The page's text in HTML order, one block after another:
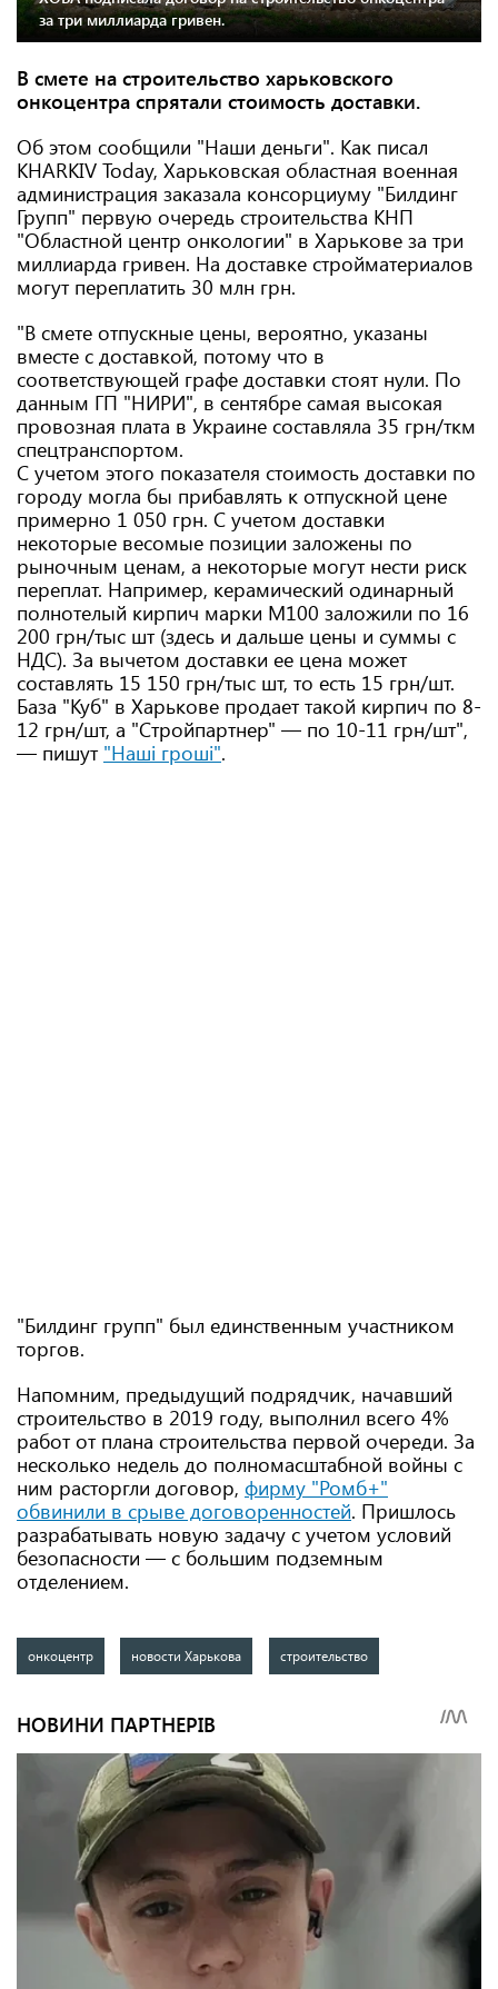
за три миллиарда гривен.
В смете на строительство харьковского
онкоцентра спрятали стоимость доставки.
Об этом сообщили "Наши деньги". Как писал
KHARKIV Today, Харьковская областная военная
администрация заказала консорциуму "Билдинг
Групп" первую очередь строительства КНП
"Областной центр онкологии" в Харькове за три
миллиарда гривен. На доставке стройматериалов
могут переплатить 30 млн грн.
"В смете отпускные цены, вероятно, указаны
вместе с доставкой, потому что в
соответствующей графе доставки стоят нули. По
данным ГП "НИРИ", в сентябре самая высокая
провозная плата в Украине составляла 35 грн/ткм
спецтранспортом.
С учетом этого показателя стоимость доставки по
городу могла бы прибавлять к отпускной цене
примерно 1 050 грн. С учетом доставки
некоторые весомые позиции заложены по
рыночным ценам, а некоторые могут нести риск
переплат. Например, керамический одинарный
полнотелый кирпич марки М100 заложили по 16
200 грн/тыс шт (здесь и дальше цены и суммы с
НДС). За вычетом доставки ее цена может
составлять 15 150 грн/тыс шт, то есть 15 грн/шт.
База "Куб" в Харькове продает такой кирпич по 8-
12 грн/шт, а "Стройпартнер" — по 10-11 грн/шт",
— пишут "Наші гроші".
"Билдинг групп" был единственным участником
торгов.
Напомним, предыдущий подрядчик, начавший
строительство в 2019 году, выполнил всего 4%
работ от плана строительства первой очереди. За
несколько недель до полномасштабной войны с
ним расторгли договор, фирму "Ромб+"
обвинили в срыве договоренностей. Пришлось
разрабатывать новую задачу с учетом условий
безопасности — с большим подземным
отделением.
онкоцентр новости Харькова строительство